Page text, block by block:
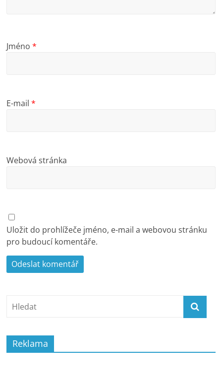
Jméno*
E-mail*
Webová stránka
Uložit do prohlížeče jméno, e-mail a webovou stránku
pro budoucí komentáře.
Reklama